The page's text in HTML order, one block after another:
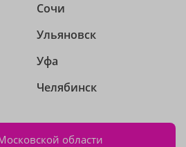
Сочи
Ульяновск
Уфа
Челябинск
области